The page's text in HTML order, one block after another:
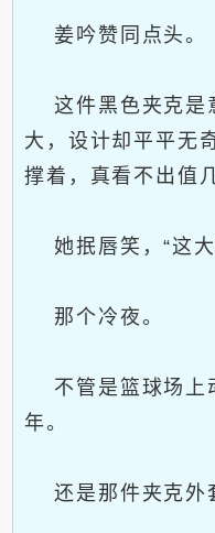
姜吟赞同点头。
这件黑色夹克是
大，设计却平平无
撑着，真看不出值
她抿唇笑，“这大
那个冷夜。
不管是篮球场上
年。
还是那件夹克外